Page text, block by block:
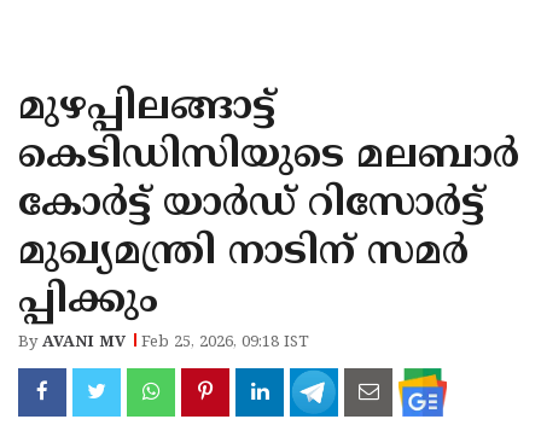
KANNUR
KASARAGOD
മുഴപ്പിലങ്ങാട്ട്
കെടിഡിസിയുടെ മലബാർ
കോർട്ട് യാർഡ് റിസോർട്ട്
മുഖ്യമന്ത്രി നാടിന് സമർ
പ്പിക്കും
ByAVANI MV Feb 25, 2026, 09:18 IST